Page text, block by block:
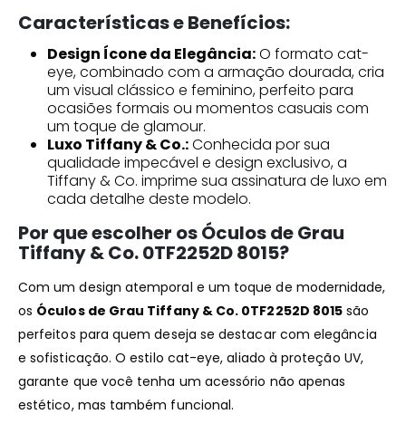
Características e Benefícios:
Design Ícone da Elegância:O formato cat-
eye, combinado com a armação dourada, cria
um visual clássico e feminino, perfeito para
ocasiões formais ou momentos casuais com
um toque de glamour.
Luxo Tiffany & Co.:Conhecida por sua
qualidade impecável e design exclusivo, a
Tiffany & Co. imprime sua assinatura de luxo em
cada detalhe deste modelo.
Por que escolher os Óculos de Grau
Tiffany & Co. 0TF2252D 8015?
Com um design atemporal e um toque de modernidade,
os Óculos de Grau Tiffany & Co. 0TF2252D 8015 são
perfeitos para quem deseja se destacar com elegância
e sofisticação. O estilo cat-eye, aliado à proteção UV,
garante que você tenha um acessório não apenas
estético, mas também funcional.